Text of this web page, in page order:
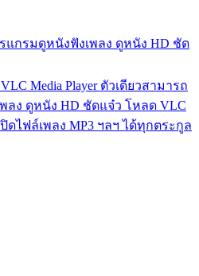
รแกรมดูหนังฟังเพลง ดูหนัง HD ชัด
Media Player ตัวเดียวสามารถ
ลง ดูหนัง HD ชัดแจ๋ว โหลด VLC
ดไฟล์เพลง MP3 ฯลฯ ได้ทุกตระกูล